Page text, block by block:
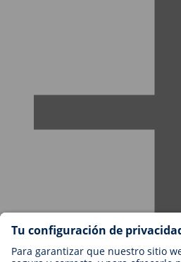
Empleos en BIOTRONIK